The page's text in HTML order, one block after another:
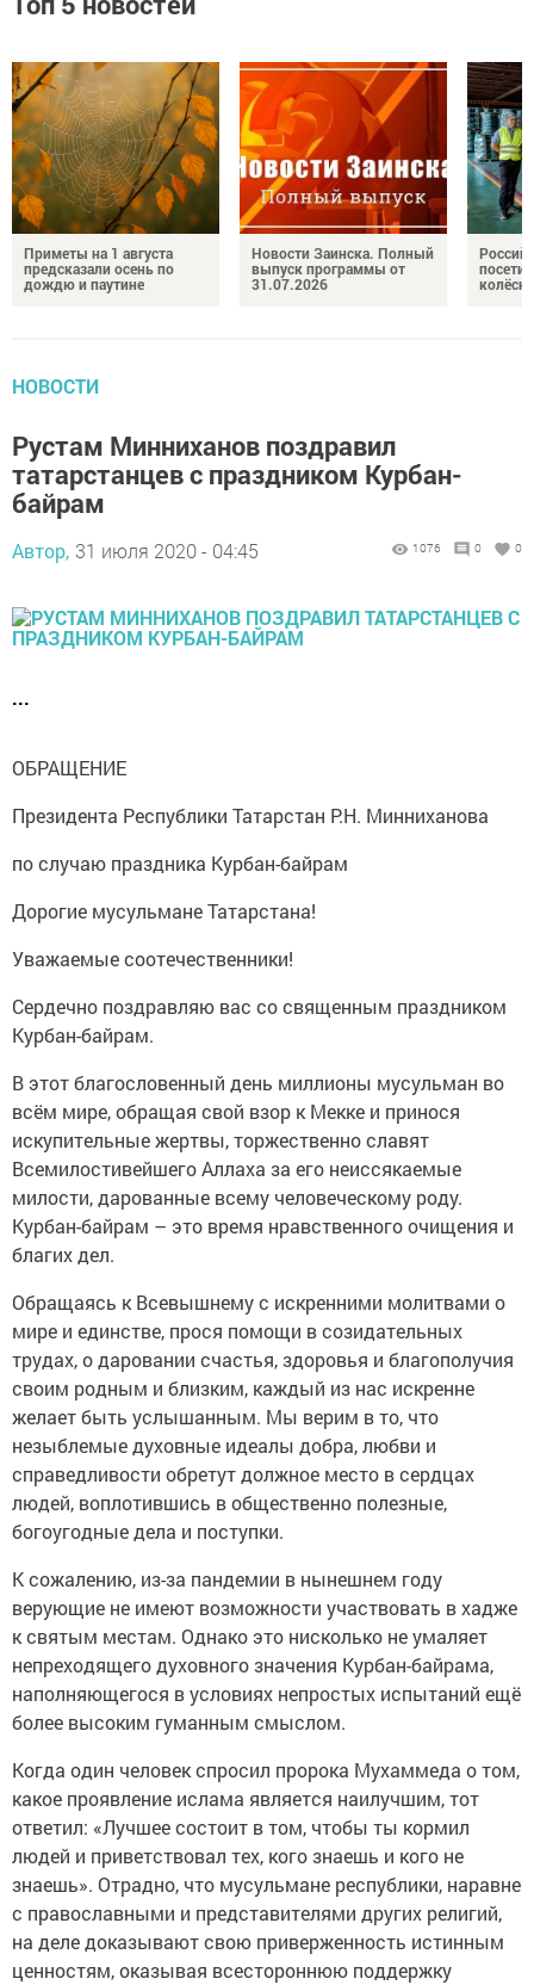
Приметы на 1 августа
предсказали осень по
дождю и паутине
Новости Заинска. Полный
выпуск программы от
31.07.2026
НОВОСТИ
Рустам Минниханов поздравил
татарстанцев с праздником Курбан-
байрам
Автор, 31 июля 2020 - 04:45 1076 0 0
...
ОБРАЩЕНИЕ
Президента Республики Татарстан Р.Н. Минниханова
по случаю праздника Курбан-байрам
Дорогие мусульмане Татарстана!
Уважаемые соотечественники!
Сердечно поздравляю вас со священным праздником
Курбан-байрам.
В этот благословенный день миллионы мусульман во
всём мире, обращая свой взор к Мекке и принося
искупительные жертвы, торжественно славят
Всемилостивейшего Аллаха за его неиссякаемые
милости, дарованные всему человеческому роду.
Курбан-байрам – это время нравственного очищения и
благих дел.
Обращаясь к Всевышнему с искренними молитвами о
мире и единстве, прося помощи в созидательных
трудах, о даровании счастья, здоровья и благополучия
своим родным и близким, каждый из нас искренне
желает быть услышанным. Мы верим в то, что
незыблемые духовные идеалы добра, любви и
справедливости обретут должное место в сердцах
людей, воплотившись в общественно полезные,
богоугодные дела и поступки.
К сожалению, из-за пандемии в нынешнем году
верующие не имеют возможности участвовать в хадже
к святым местам. Однако это нисколько не умаляет
непреходящего духовного значения Курбан-байрама,
наполняющегося в условиях непростых испытаний ещё
более высоким гуманным смыслом.
Когда один человек спросил пророка Мухаммеда о том,
какое проявление ислама является наилучшим, тот
ответил: «Лучшее состоит в том, чтобы ты кормил
людей и приветствовал тех, кого знаешь и кого не
знаешь». Отрадно, что мусульмане республики, наравне
с православными и представителями других религий,
на деле доказывают свою приверженность истинным
ценностям, оказывая всестороннюю поддержку